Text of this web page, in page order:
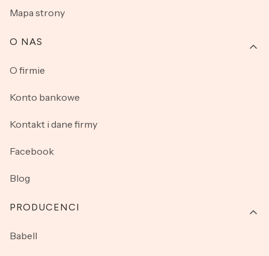
Mapa strony
O NAS
O firmie
Konto bankowe
Kontakt i dane firmy
Facebook
Blog
PRODUCENCI
Babell